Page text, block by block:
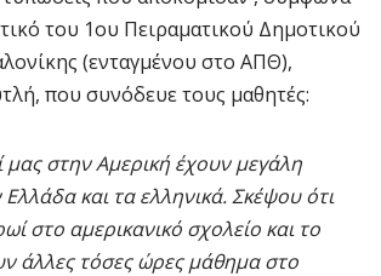
του 1ου Πειραματικού Δημοτικού
(ενταγμένου στο ΑΠΘ),
που συνόδευε τους μαθητές:
μας στην Αμερική έχουν μεγάλη
και τα ελληνικά. Σκέψου ότι
στο αμερικανικό σχολείο και το
άλλες τόσες ώρες μάθημα στο